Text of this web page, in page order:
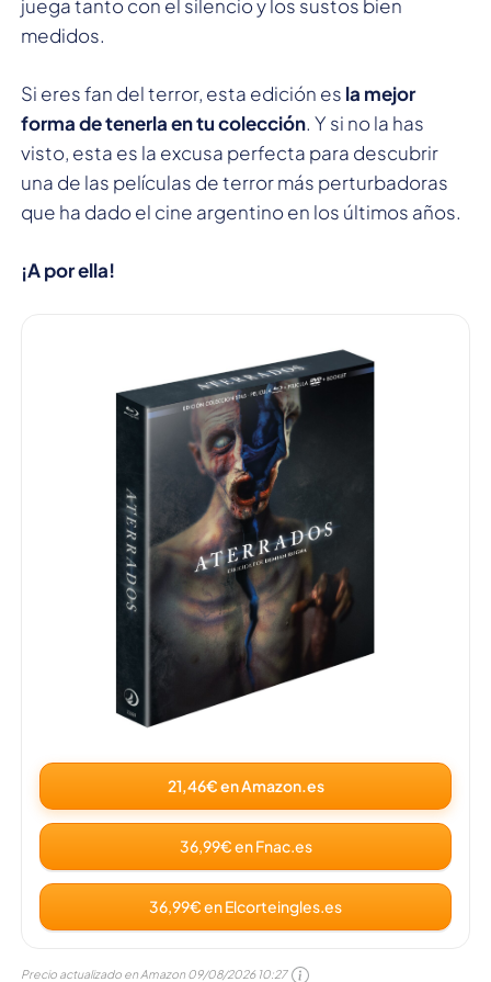
juega tanto con el silencio y los sustos bien
medidos.
Si eres fan del terror, esta edición es la mejor
forma de tenerla en tu colección. Y si no la has
visto, esta es la excusa perfecta para descubrir
una de las películas de terror más perturbadoras
que ha dado el cine argentino en los últimos años.
¡A por ella!
21,46€ en Amazon.es
36,99€ en Fnac.es
36,99€ en Elcorteingles.es
Precio actualizado en Amazon 09/08/2026 10:27